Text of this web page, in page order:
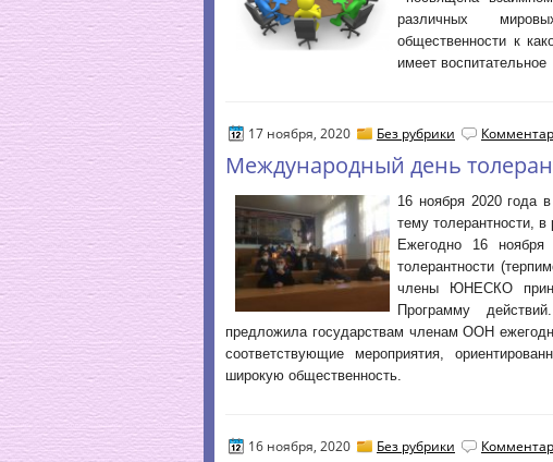
различных
общественности к
имеет воспитательное
17 ноября, 2020 Без рубрики
Международный день
16 ноября 2020 года
тему толерантности,
Ежегодно 16
толерантности
члены ЮНЕСКО
Программу
предложила государствам членам ООН
соответствующие мероприятия,
широкую общественность.
16 ноября, 2020 Без рубрики